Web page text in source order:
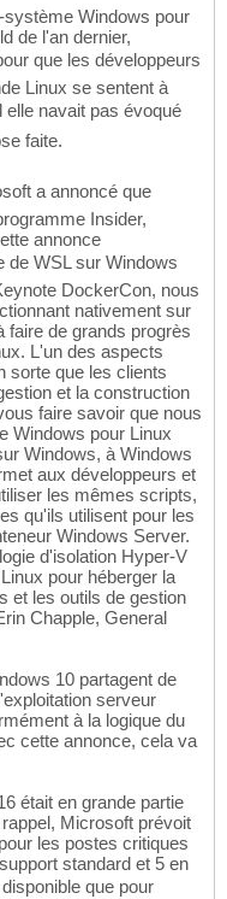
Windows pour
de l'an dernier,
que les développeurs
Linux se sentent à
navait pas évoqué
faite.
a annoncé que
Insider,
annonce
de WSL sur Windows
DockerCon, nous
nativement sur
faire de grands progrès
L'un des aspects
sorte que les clients
et la construction
faire savoir que nous
Windows pour Linux
Windows, à Windows
aux développeurs et
les mêmes scripts,
qu'ils utilisent pour les
Windows Server.
d'isolation Hyper-V
pour héberger la
et les outils de gestion
Chapple, General
10 partagent de
serveur
à la logique du
cette annonce, cela va
était en grande partie
Microsoft prévoit
les postes critiques
standard et 5 en
que pour